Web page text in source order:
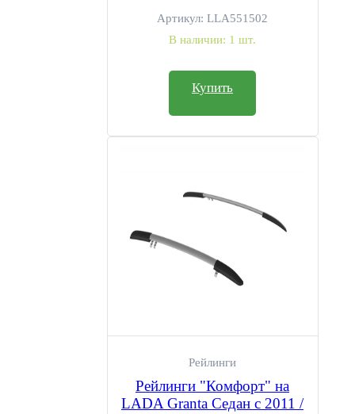
Артикул: LLA551502
В наличии: 1 шт.
Купить
Рейлинги
Рейлинги "Комфорт" на
LADA Granta Седан с 2011 /